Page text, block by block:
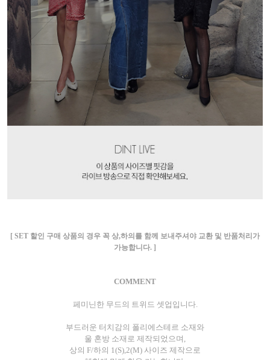
[ SET 할인 구매 상품의 경우 꼭 상,하의를 함께 보내주셔야 교환 및 반품처리가
가능합니다. ]
COMMENT
페미닌한 무드의 트위드 셋업입니다.
부드러운 터치감의 폴리에스테르 소재와
울 혼방 소재로 제작되었으며,
상의 F/하의 1(S),2(M) 사이즈 제작으로